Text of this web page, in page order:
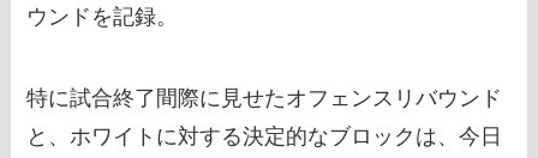
ウンドを記録。
特に試合終了間際に見せたオフェンスリバウンド
と、ホワイトに対する決定的なブロックは、今日